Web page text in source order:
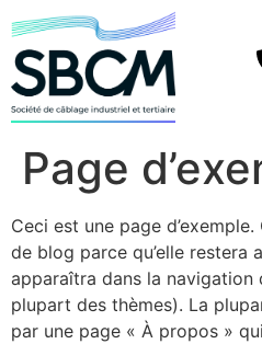
Page
Ceci est une page
de blog parce qu’elle restera
apparaîtra dans la navigation
plupart des thèmes). La
par une page « À propos »